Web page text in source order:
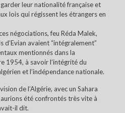
leur nationalité française et
lois qui régissent les étrangers en
négociations, feu Réda Malek,
avaient “intégralement”
mentionnés dans la
1954, à savoir l’intégrité du
et l’indépendance nationale.
de l’Algérie, avec un Sahara
été confrontés très vite à
il dit.